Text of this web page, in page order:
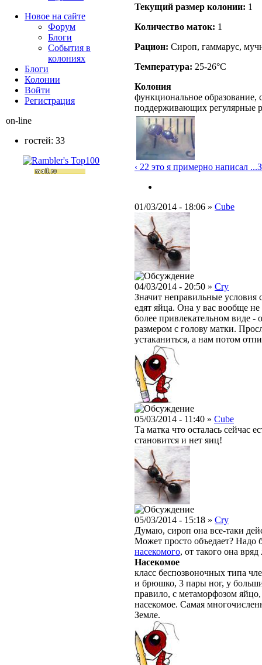
Текущий размер кoлонии: 1
Количество маток: 1
Рацион: Сироп, гаммарус,
Температура: 25-26°C
Колония
функциональное образование,
поддерживающих регулярные
‹ 22 это я примерно написал ...
01/03/2014 - 18:06 » Cube
04/03/2014 - 20:50 » Cry
Значит неправильные условия
едят яйца. Она у вас вообще
более привлекательном виде
размером с голову матки.
устаканиться, а нам потом
05/03/2014 - 11:40 » Cube
Та матка что осталась сейчас
становится и нет яиц!
05/03/2014 - 15:18 » Cry
Думаю, сироп она все-таки
Может просто объедает? Надо
насекомого, от такого она
Насекомое
класс беспозвоночных типа
и брюшко, 3 пары ног, у
правило, с метаморфозом
насекомое. Самая
Земле.
Новое на сайте
Форум
Блоги
События в
колониях
Блоги
Колонии
Войти
Peгиcтpaция
on-line
гостей: 33